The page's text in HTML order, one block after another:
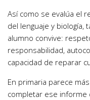
Así como se evalúa el
del lenguaje y
alumno convive:
responsabilidad,
capacidad de reparar
En primaria parece
completar ese